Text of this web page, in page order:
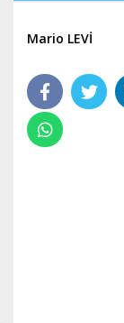
Mario LEVİ